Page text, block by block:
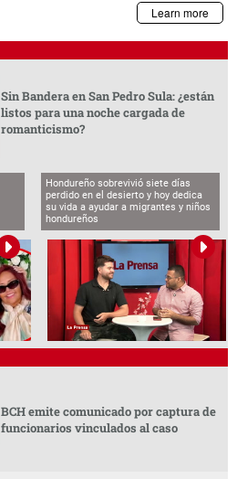
Sin Bandera en San Pedro Sula: ¿están
listos para una noche cargada de
romanticismo?
Hondureño sobrevivió siete días
perdido en el desierto y hoy dedica
su vida a ayudar a migrantes y niños
hondureños
BCH emite comunicado por captura de
funcionarios vinculados al caso